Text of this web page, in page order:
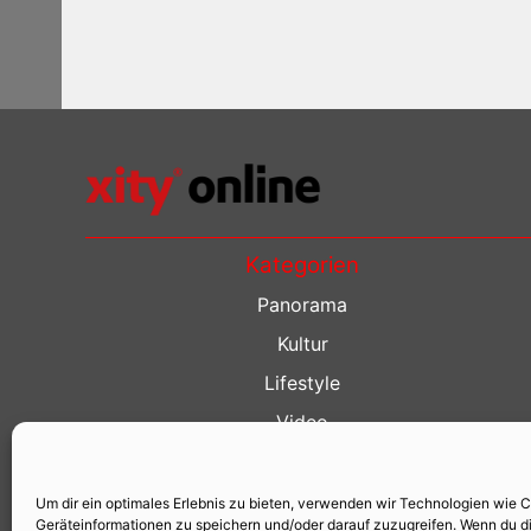
Um dir ein optimales Erlebnis zu bieten, verwenden wir Technologien wie
Geräteinformationen zu speichern und/oder darauf zuzugreifen. Wenn du
Kategorien
Panorama
Kultur
Lifestyle
Video
Kino Guide